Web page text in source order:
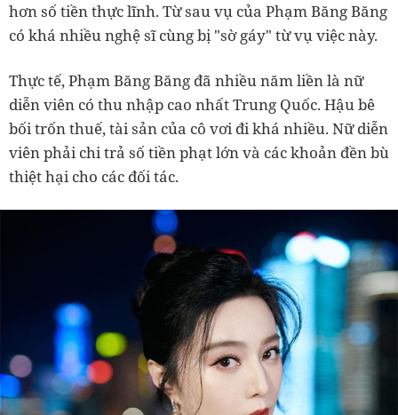
hơn số tiền thực lĩnh. Từ sau vụ của Phạm Băng Băng
có khá nhiều nghệ sĩ cùng bị "sờ gáy" từ vụ việc này.
Thực tế, Phạm Băng Băng đã nhiều năm liền là nữ
diễn viên có thu nhập cao nhất Trung Quốc. Hậu bê
bối trốn thuế, tài sản của cô vơi đi khá nhiều. Nữ diễn
viên phải chi trả số tiền phạt lớn và các khoản đền bù
thiệt hại cho các đối tác.